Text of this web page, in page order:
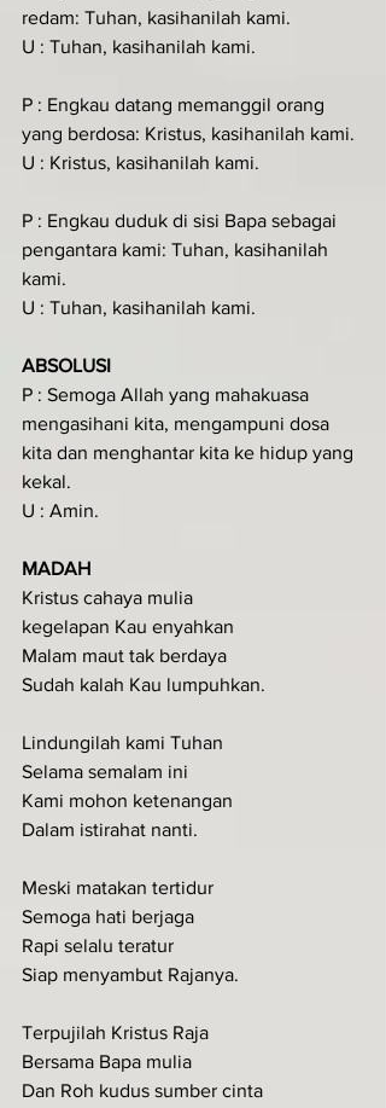
redam: Tuhan, kasihanilah kami.
U : Tuhan, kasihanilah kami.
P : Engkau datang memanggil orang
yang berdosa: Kristus, kasihanilah kami.
U : Kristus, kasihanilah kami.
P : Engkau duduk di sisi Bapa sebagai
pengantara kami: Tuhan, kasihanilah
kami.
U : Tuhan, kasihanilah kami.
ABSOLUSI
P : Semoga Allah yang mahakuasa
mengasihani kita, mengampuni dosa
kita dan menghantar kita ke hidup yang
kekal.
U : Amin.
MADAH
Kristus cahaya mulia
kegelapan Kau enyahkan
Malam maut tak berdaya
Sudah kalah Kau lumpuhkan.
Lindungilah kami Tuhan
Selama semalam ini
Kami mohon ketenangan
Dalam istirahat nanti.
Meski matakan tertidur
Semoga hati berjaga
Rapi selalu teratur
Siap menyambut Rajanya.
Terpujilah Kristus Raja
Bersama Bapa mulia
Dan Roh kudus sumber cinta